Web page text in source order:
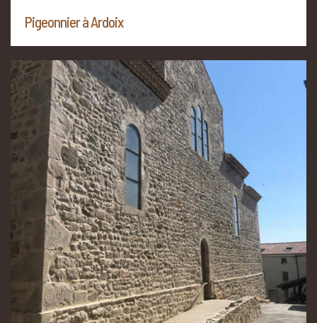
Pigeonnier à Ardoix